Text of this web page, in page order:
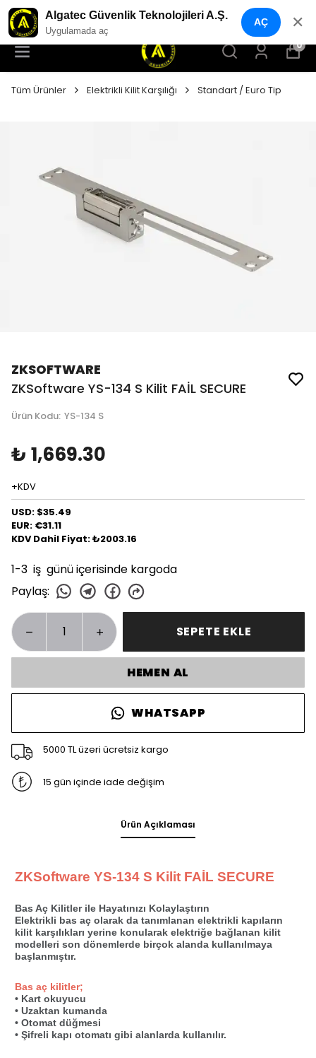
YENI NESIL GÜVENLIK GEÇIŞ SISTEMLERI
0
Tüm Ürünler Elektrikli Kilit Karşılığı Standart / Euro Tip
ZKSOFTWARE
ZKSoftware YS-134 S Kilit FAİL SECURE
Ürün Kodu: YS-134 S
₺ 1,669.30
+KDV
USD: $35.49
EUR: €31.11
KDV Dahil Fiyat: ₺2003.16
1-3 iş günü içerisinde kargoda
Paylaş:
SEPETE EKLE
HEMEN AL
WHATSAPP
5000 TL üzeri ücretsiz kargo
15 gün içinde iade değişim
Ürün Açıklaması
ZKSoftware YS-134 S Kilit FAİL SECURE
Bas Aç Kilitler ile Hayatınızı Kolaylaştırın
Elektrikli bas aç olarak da tanımlanan elektrikli kapıların
kilit karşılıkları yerine konularak elektriğe bağlanan kilit
modelleri son dönemlerde birçok alanda kullanılmaya
başlanmıştır.
Bas aç kilitler;
• Kart okuyucu
• Uzaktan kumanda
• Otomat düğmesi
• Şifreli kapı otomatı gibi alanlarda kullanılır.
Algatec Güvenlik Teknolojileri A.Ş.
Uygulamada aç
AÇ ✕